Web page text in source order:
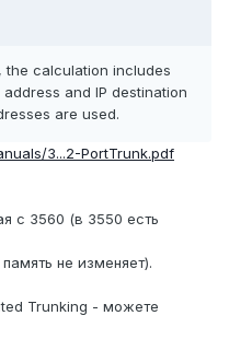
the calculation includes
and IP destination
are used.
3...2-PortTrunk.pdf
с 3560 (в 3550 есть
не изменяет).
Trunking - можете